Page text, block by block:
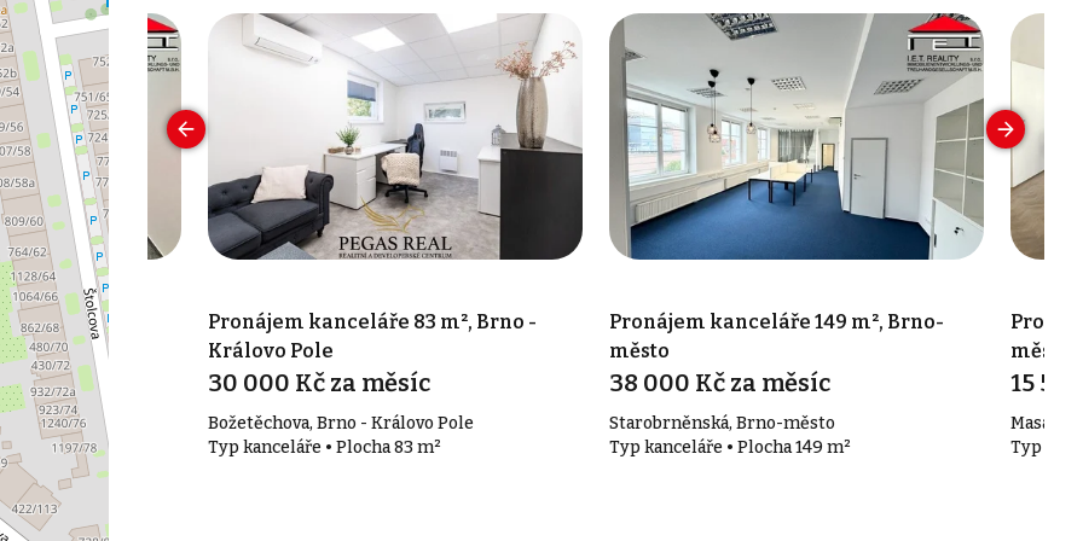
m², Brno-
město
m²
Pronájem kanceláře 83 m², Brno -
Královo Pole
30 000 Kč za měsíc
Božetěchova, Brno - Královo Pole
Typ kanceláře • Plocha 83 m²
Pronájem kanceláře 149 m², Brno-
město
38 000 Kč za měsíc
Starobrněnská, Brno-město
Typ kanceláře • Plocha 149 m²
město
15
Typ